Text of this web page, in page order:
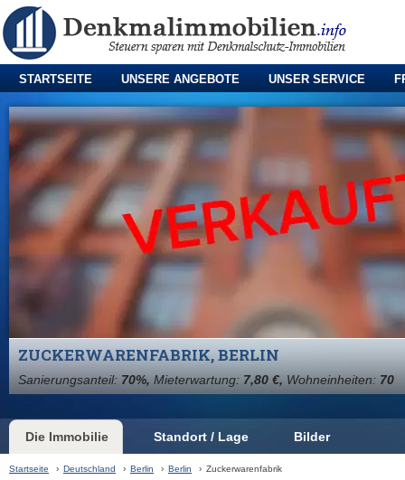
STARTSEITE UNSERE ANGEBOTE UNSER SERVICE
ZUCKERWARENFABRIK, BERLIN
Sanierungsanteil: 70%, Mieterwartung: 7,80 €, Wohneinheiten: 70
Die Immobilie Standort / Lage Bilder
Startseite › Deutschland › Berlin › Berlin › Zuckerwarenfabrik